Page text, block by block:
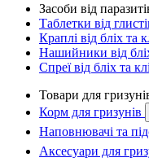
Засоби від
Таблетки від
Краплі від бліх та
Нашийники від
Спреї від бліх та
Товари для
Корм для гризунів
Наповнювачі та
Аксесуари для